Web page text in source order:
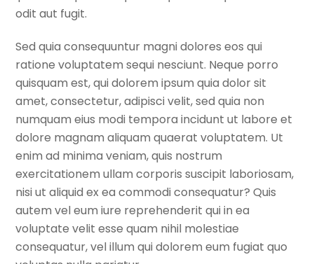
odit aut fugit.
Sed quia consequuntur magni dolores eos qui
ratione voluptatem sequi nesciunt. Neque porro
quisquam est, qui dolorem ipsum quia dolor sit
amet, consectetur, adipisci velit, sed quia non
numquam eius modi tempora incidunt ut labore et
dolore magnam aliquam quaerat voluptatem. Ut
enim ad minima veniam, quis nostrum
exercitationem ullam corporis suscipit laboriosam,
nisi ut aliquid ex ea commodi consequatur? Quis
autem vel eum iure reprehenderit qui in ea
voluptate velit esse quam nihil molestiae
consequatur, vel illum qui dolorem eum fugiat quo